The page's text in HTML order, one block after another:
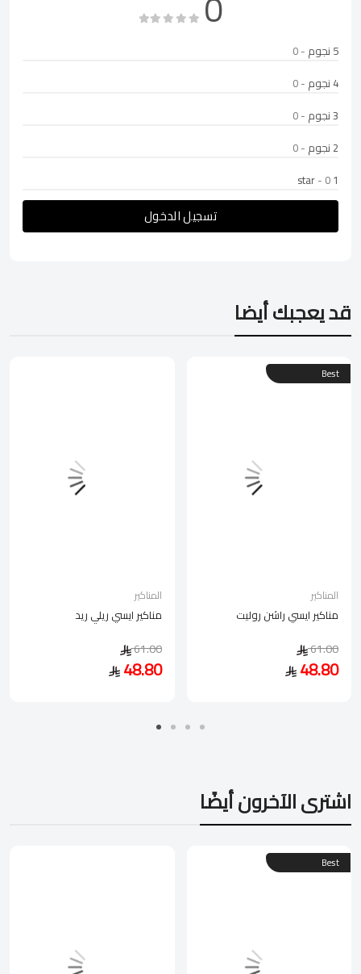
5 نجوم
- 0
4 نجوم
- 0
3 نجوم
- 0
2 نجوم
- 0
1 star
- 0
تسجيل الدخول
قد يعجبك أيضا
المناكير
مناكير ايسي ريلي ريد
61.00
48.80
Best
المناكير
مناكير ايسي راشن روليت
61.00
48.80
اشترى الآخرون أيضًا
Best